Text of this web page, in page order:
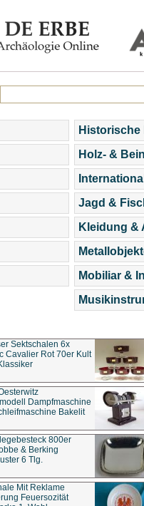
Historische
Holz- &
Jagd &
Kleidung &
Mobiliar &
Sektschalen 6x
Cavalier Rot 70er Kult
Dampfmaschine
Bakelit
800er
& Berking
6 Tlg.
Mit Reklame
Feuersozität